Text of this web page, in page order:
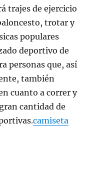
trajes de ejercicio
trotar y
populares
deportivo de
personas que, así
también
cuanto a correr y
cantidad de
camiseta